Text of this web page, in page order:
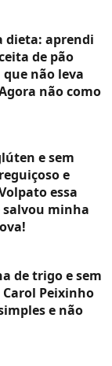
dieta: aprendi
de pão
não leva
não como
e sem
e
essa
minha
de trigo e sem
Peixinho
e não